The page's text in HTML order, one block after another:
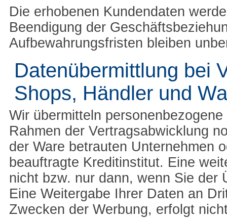
Die erhobenen Kundendaten
Beendigung der
Aufbewahrungsfristen bleiben
Datenübermittlung bei
Shops, Händler und
Wir übermitteln
Rahmen der Vertragsabwicklung
der Ware betrauten Unternehmen
beauftragte Kreditinstitut. Eine
nicht bzw. nur dann, wenn Sie der
Eine Weitergabe Ihrer Daten an
Zwecken der Werbung, erfolgt